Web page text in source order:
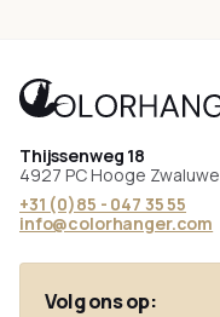
Thijssenweg 18
4927 PC Hooge Zwaluwe
+31 (0)85 - 047 35 55
info@colorhanger.com
Volg ons op: